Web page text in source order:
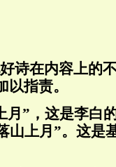
诗在内容上的
指责。
月”，这是李白
山上月”。这是